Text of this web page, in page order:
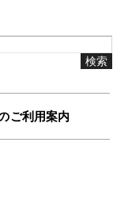
ご利用案内